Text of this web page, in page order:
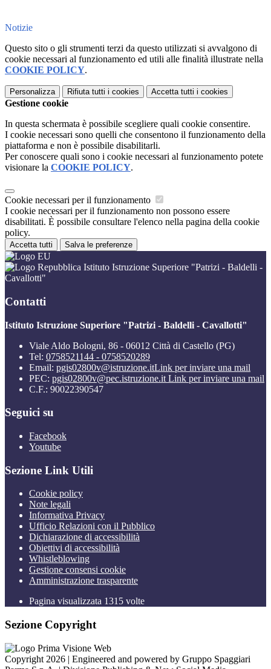
Notizie
Questo sito o gli strumenti terzi da questo utilizzati si avvalgono di
cookie necessari al funzionamento ed utili alle finalità illustrate nella
COOKIE POLICY.
Personalizza Rifiuta tutti i cookies Accetta tutti i cookies
Gestione cookie
In questa schermata è possibile scegliere quali cookie consentire.
I cookie necessari sono quelli che consentono il funzionamento della
piattaforma e non è possibile disabilitarli.
Per conoscere quali sono i cookie necessari al funzionamento potete
visionare la COOKIE POLICY.
Cookie necessari per il funzionamento
I cookie necessari per il funzionamento non possono essere
disabilitati. È possibile consultare l'elenco nella pagina della cookie
policy.
Accetta tutti Salva le preferenze
Istituto Istruzione Superiore "Patrizi - Baldelli -
Cavallotti"
Contatti
Istituto Istruzione Superiore "Patrizi - Baldelli - Cavallotti"
Viale Aldo Bologni, 86 - 06012 Città di Castello (PG)
Tel: 0758521144 - 0758520289
Email: pgis02800v@istruzione.itLink per inviare una mail
PEC: pgis02800v@pec.istruzione.it Link per inviare una mail
C.F.: 90022390547
Seguici su
Facebook
Youtube
Sezione Link Utili
Cookie policy
Note legali
Informativa Privacy
Ufficio Relazioni con il Pubblico
Dichiarazione di accessibilità
Obiettivi di accessibilità
Whistleblowing
Gestione consensi cookie
Amministrazione trasparente
Pagina visualizzata 1315 volte
Sezione Copyright
Copyright 2026 | Engineered and powered by Gruppo Spaggiari